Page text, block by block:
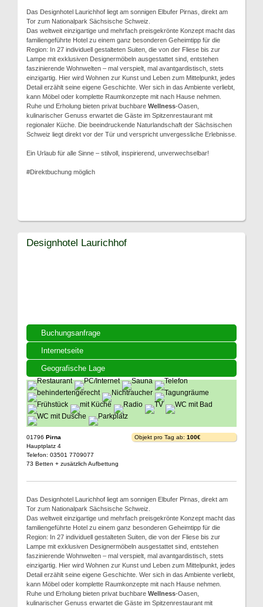
Das Designhotel Laurichhof liegt am sonnigen Elbufer Pirnas, direkt am
Tor zum Nationalpark Sächsische Schweiz.
Das weltweit einzigartige und mehrfach preisgekrönte Konzept macht das
familiengeführte Hotel zu einem ganz besonderen Geheimtipp für die
Region: In 27 individuell gestalteten Suiten, die von der Fliese bis zur
Lampe mit exklusiven Designermöbeln ausgestattet sind, entstehen
faszinierende Wohnwelten – mal verspielt, mal avantgardistisch, stets
einzigartig. Hier wird Wohnen zur Kunst und Leben zum Mittelpunkt, jedes
Detail erzählt seine eigene Geschichte. Wer sich in das Ambiente verliebt,
kann Möbel oder komplette Raumkonzepte mit nach Hause nehmen.
Ruhe und Erholung bieten privat buchbare Wellness-Oasen,
kulinarischer Genuss erwartet die Gäste im Spitzenrestaurant mit
regionaler Küche. Die beeindruckende Naturlandschaft der Sächsischen
Schweiz liegt direkt vor der Tür und verspricht unvergessliche Erlebnisse.
Ein Urlaub für alle Sinne – stilvoll, inspirierend, unverwechselbar!
#Direktbuchung möglich
Buchungsanfrage
Internetseite
Geografische Lage
Designhotel Laurichhof
01796 Pirna
Hauptplatz 4
Telefon: 03501 7709077
73 Betten + zusätzlich Aufbettung
Objekt pro Tag ab: 100€
Das Designhotel Laurichhof liegt am sonnigen Elbufer Pirnas, direkt am
Tor zum Nationalpark Sächsische Schweiz.
Das weltweit einzigartige und mehrfach preisgekrönte Konzept macht das
familiengeführte Hotel zu einem ganz besonderen Geheimtipp für die
Region: In 27 individuell gestalteten Suiten, die von der Fliese bis zur
Lampe mit exklusiven Designermöbeln ausgestattet sind, entstehen
faszinierende Wohnwelten – mal verspielt, mal avantgardistisch, stets
einzigartig. Hier wird Wohnen zur Kunst und Leben zum Mittelpunkt, jedes
Detail erzählt seine eigene Geschichte. Wer sich in das Ambiente verliebt,
kann Möbel oder komplette Raumkonzepte mit nach Hause nehmen.
Ruhe und Erholung bieten privat buchbare Wellness-Oasen,
kulinarischer Genuss erwartet die Gäste im Spitzenrestaurant mit